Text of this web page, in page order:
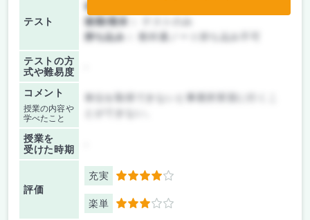
テスト
前期/中間：
後期/期末：
持ち込み：
教科書ノート持ち込み不可
テストの方
式や難易度
コメント
授業の内容や
学べたこと
授業を
受けた時期
評価
充実 4
楽単 3